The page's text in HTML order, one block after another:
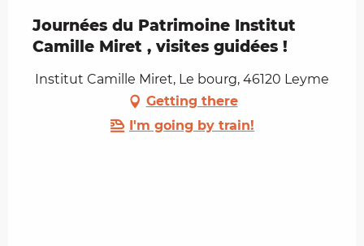
Journées du Patrimoine Institut
Camille Miret , visites guidées !
Institut Camille Miret, Le bourg, 46120 Leyme
Getting there
I'm going by train!